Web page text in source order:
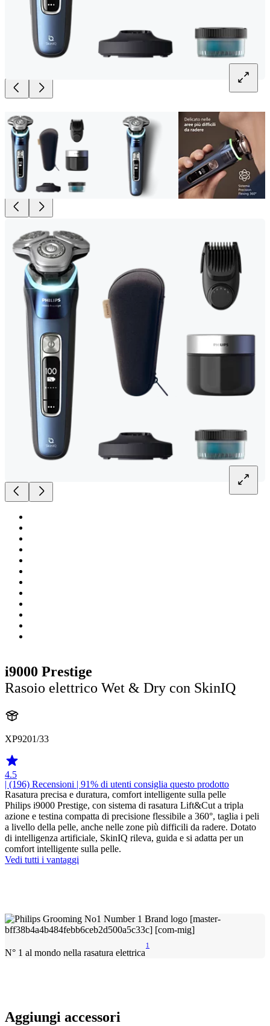
i9000 Prestige
Rasoio elettrico Wet & Dry con SkinIQ
XP9201/33
4.5
| (196) Recensioni | 91% di utenti consiglia questo prodotto
Rasatura precisa e duratura, comfort intelligente sulla pelle
Philips i9000 Prestige, con sistema di rasatura Lift&Cut a tripla
azione e testina compatta di precisione flessibile a 360°, taglia i peli
a livello della pelle, anche nelle zone più difficili da radere. Dotato
di intelligenza artificiale, SkinIQ rileva, guida e si adatta per un
comfort intelligente sulla pelle.
Vedi tutti i vantaggi
N° 1 al mondo nella rasatura elettrica
1
Aggiungi accessori